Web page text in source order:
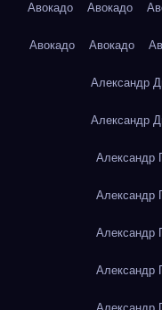
Авокадо Авокадо
Авокадо Авокадо
Александр
Александр
Александр
Александр
Александр
Александр